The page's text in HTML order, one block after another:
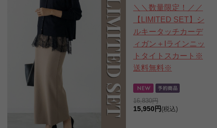
＼＼数量限定！／／
【LIMITED SET】シ
ルキータッチカーデ
ィガン＋Iラインニッ
トタイトスカート※
送料無料※
16,830円
15,950円 (税込)